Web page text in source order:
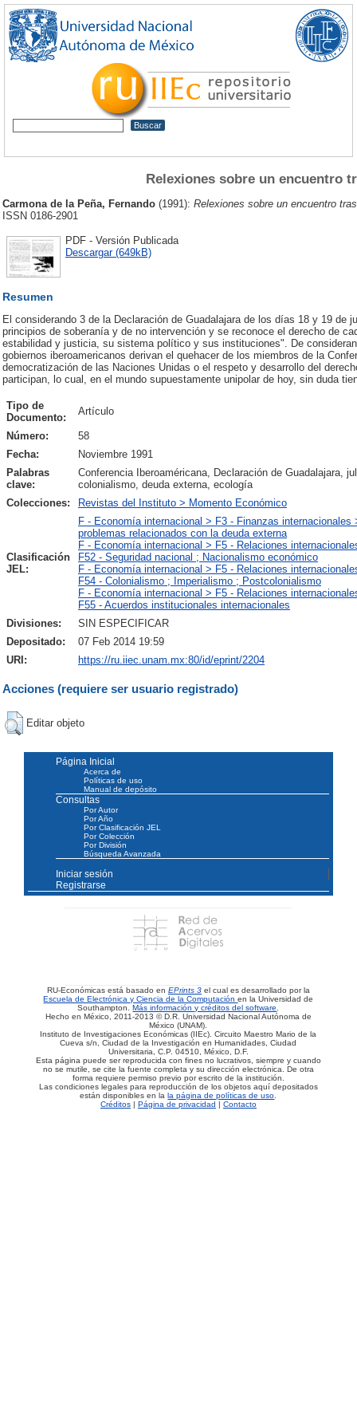
Relexiones sobre un encuentro
Carmona de la Peña, Fernando (1991): Relexiones sobre un encuentro
ISSN 0186-2901
PDF - Versión Publicada
Descargar (649kB)
Resumen
El considerando 3 de la Declaración de Guadalajara de los días 18 y 19 de
principios de soberanía y de no intervención y se reconoce el derecho de
estabilidad y justicia, su sistema político y sus instituciones". De
gobiernos iberoamericanos derivan el quehacer de los miembros de la
democratización de las Naciones Unidas o el respeto y desarrollo del
participan, lo cual, en el mundo supuestamente unipolar de hoy, sin duda
Tipo de
Documento:
Artículo
Número:
58
Fecha:
Noviembre 1991
Palabras
clave:
Conferencia Iberoaméricana, Declaración de Guadalajara,
colonialismo, deuda externa, ecología
Colecciones:
Revistas del Instituto > Momento Económico
Clasificación
JEL:
F - Economía internacional > F3 - Finanzas
problemas relacionados con la deuda externa
F - Economía internacional > F5 - Relaciones
F52 - Seguridad nacional ; Nacionalismo económico
F - Economía internacional > F5 - Relaciones
F54 - Colonialismo ; Imperialismo ; Postcolonialismo
F - Economía internacional > F5 - Relaciones
F55 - Acuerdos institucionales internacionales
Divisiones:
SIN ESPECIFICAR
Depositado:
07 Feb 2014 19:59
URI:
https://ru.iiec.unam.mx:80/id/eprint/2204
Acciones (requiere ser usuario registrado)
Editar objeto
Página Inicial
Acerca de
Políticas de uso
Manual de depósito
Consultas
Por Autor
Por Año
Por Clasificación JEL
Por Colección
Por División
Búsqueda Avanzada
Iniciar sesión
Registrarse
RU-Económicas está basado en EPrints 3 el cual es desarrollado por la
Escuela de Electrónica y Ciencia de la Computaciónen la Universidad de
Southampton.Más información y créditos del software.
Hecho en México, 2011-2013 © D.R. Universidad Nacional Autónoma de
México (UNAM).
Instituto de Investigaciones Económicas (IIEc). Circuito Maestro Mario de la
Cueva s/n, Ciudad de la Investigación en Humanidades, Ciudad
Universitaria, C.P. 04510, México, D.F.
Esta página puede ser reproducida con fines no lucrativos, siempre y cuando
no se mutile, se cite la fuente completa y su dirección electrónica. De otra
forma requiere permiso previo por escrito de la institución.
Las condiciones legales para reproducción de los objetos aquí depositados
están disponibles en lala página de políticas de uso.
Créditos| Página de privacidad | Contacto